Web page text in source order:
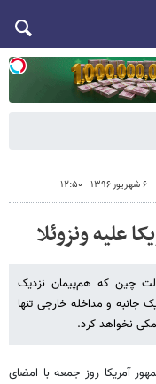
۶ شهریور ۱۳۹۶ - ۱۲:۵۰
علیه ونزوئلا
چین که هم‌پیمان نزدیک
جانبه و مداخله خارجی تنها
نخواهد کرد.
آمریکا روز جمعه با امضای